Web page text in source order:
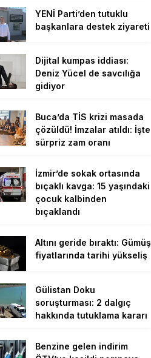
YENİ Parti’den tutuklu
başkanlara destek ziyareti
Dijital kumpas iddiası:
Deniz Yücel de savcılığa
gidiyor
Buca’da TİS krizi masada
çözüldü! İmzalar atıldı: İşte
sürpriz zam oranı
İzmir’de sokak ortasında
bıçaklı kavga: 15 yaşındaki
çocuk kalbinden
bıçaklandı
Altını geride bıraktı: Gümüş
fiyatlarında tarihi yükseliş
Gülistan Doku
soruşturması: 2 dalgıç
hakkında tutuklama kararı
Benzine gelen indirim